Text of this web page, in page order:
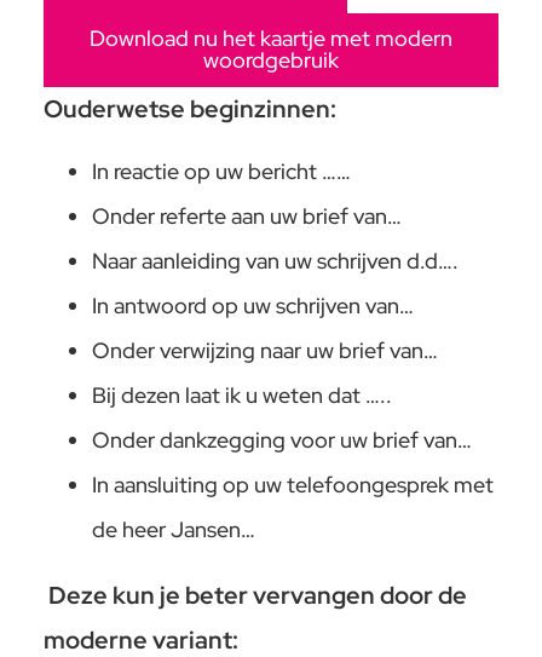
Download nu het kaartje met modern
woordgebruik
Ouderwetse beginzinnen:
In reactie op uw bericht ……
Onder referte aan uw brief van…
Naar aanleiding van uw schrijven d.d….
In antwoord op uw schrijven van…
Onder verwijzing naar uw brief van…
Bij dezen laat ik u weten dat …..
Onder dankzegging voor uw brief van…
In aansluiting op uw telefoongesprek met
de heer Jansen…
Deze kun je beter vervangen door de
moderne variant: